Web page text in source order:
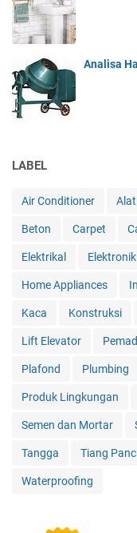
Analisa
LABEL
Air Conditioner
Beton Carpet
Elektrikal Elektronik
Home Appliances
Kaca Konstruksi
Lift Elevator
Plafond Plumbing
Produk Lingkungan
Semen dan Mortar
Tangga Tiang
Waterproofing